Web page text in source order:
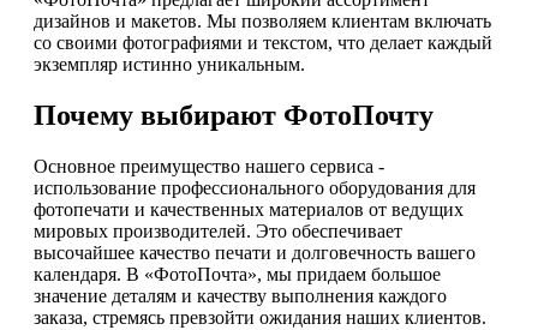
дизайнов и макетов. Мы позволяем клиентам включать
со своими фотографиями и текстом, что делает каждый
экземпляр истинно уникальным.
Почему выбирают ФотоПочту
Основное преимущество нашего сервиса -
использование профессионального оборудования для
фотопечати и качественных материалов от ведущих
мировых производителей. Это обеспечивает
высочайшее качество печати и долговечность вашего
календаря. В «ФотоПочта», мы придаем большое
значение деталям и качеству выполнения каждого
заказа, стремясь превзойти ожидания наших клиентов.